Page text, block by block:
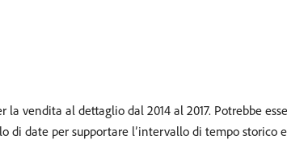
la vendita al dettaglio dal 2014 al 2017. Potrebbe
date per supportare l’intervallo di tempo storico